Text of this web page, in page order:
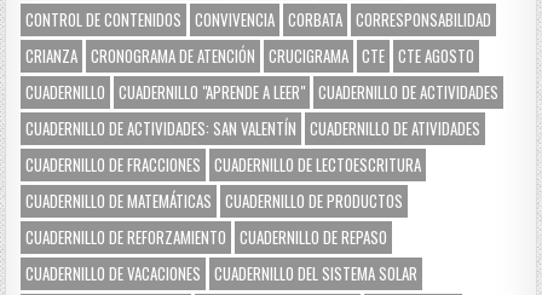
CONTROL DE CONTENIDOS
CONVIVENCIA CORBATA CORRESPONSABILIDAD
CRIANZA CRONOGRAMA DE ATENCIÓN CRUCIGRAMA CTE CTE AGOSTO
CUADERNILLO
CUADERNILLO "APRENDE A LEER" CUADERNILLO DE ACTIVIDADES
CUADERNILLO DE ACTIVIDADES: SAN VALENTÍN
CUADERNILLO DE ATIVIDADES
CUADERNILLO DE FRACCIONES
CUADERNILLO DE LECTOESCRITURA
CUADERNILLO DE MATEMÁTICAS
CUADERNILLO DE PRODUCTOS
CUADERNILLO DE REFORZAMIENTO
CUADERNILLO DE REPASO
CUADERNILLO DE VACACIONES
CUADERNILLO DEL SISTEMA SOLAR